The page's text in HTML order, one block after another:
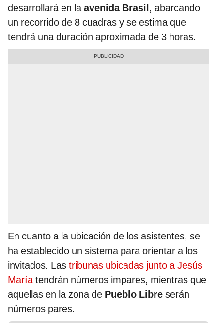
desarrollará en laavenida Brasil, abarcando
un recorrido de 8 cuadras y se estima que
tendrá una duración aproximada de 3 horas.
En cuanto a la ubicación de los asistentes, se
ha establecido un sistema para orientar a los
invitados. Las tribunas ubicadas junto a Jesús
Maríatendrán números impares, mientras que
aquellas en la zona de Pueblo Libre serán
números pares.